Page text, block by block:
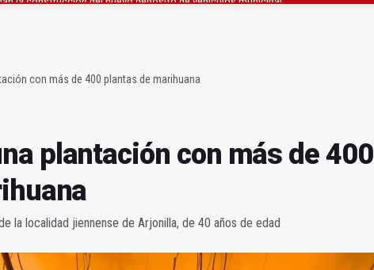
con más de 400 plantas de marihuana
plantación con más de 400
la localidad jiennense de Arjonilla, de 40 años de edad